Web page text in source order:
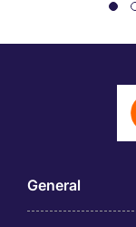
General